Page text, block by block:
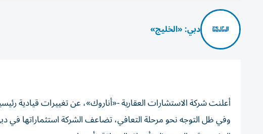
دبي: «الخليج»
أعلنت شركة الاستشارات العقارية -«أناروك»، عن تغييرات قيادية
وفي ظل التوجه نحو مرحلة التعافي، تضاعف الشركة استثماراتها في